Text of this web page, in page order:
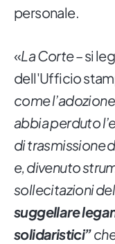
personale.
«La Corte– si
dell'Ufficio
come
abbia perduto
di trasmissione
e, divenuto
sollecitazioni
suggellare
solidaristici”